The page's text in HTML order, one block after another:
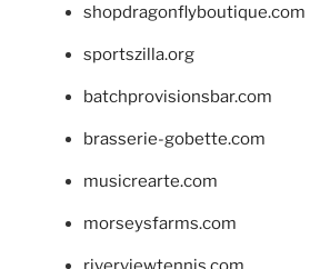
shopdragonflyboutique.com
sportszilla.org
batchprovisionsbar.com
brasserie-gobette.com
musicrearte.com
morseysfarms.com